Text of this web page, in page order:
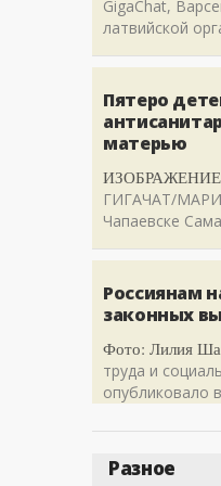
GigaChat,
латвийской
Пятеро
матерью
ГИГАЧАТ/
Чапаевске
Россиянам
законных
Фото: Лилия
труда и
опубликовало
Разное